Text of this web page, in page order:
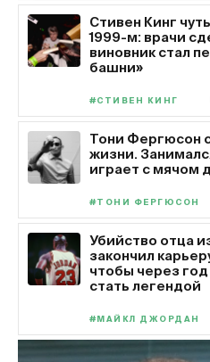
Стивен Кинг
1999-м: врачи
виновник стал
башни»
#СТИВЕН КИНГ
Тони Фергюсон
жизни.
играет с мячом
#ТОНИ ФЕРГЮСОН
Убийство отца
закончил
чтобы через
стать легендой
#МАЙКЛ ДЖОРДАН